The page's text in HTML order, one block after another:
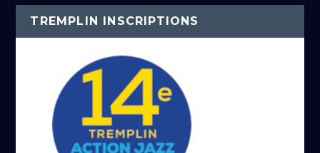
TREMPLIN INSCRIPTIONS